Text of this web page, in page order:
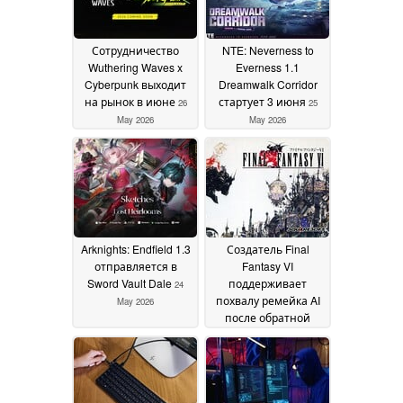
Сотрудничество
Wuthering Waves x
Cyberpunk выходит
на рынок в июне 26
May 2026
NTE: Neverness to
Everness 1.1
Dreamwalk Corridor
стартует 3 июня 25
May 2026
Arknights: Endfield 1.3
отправляется в
Sword Vault Dale 24
May 2026
Создатель Final
Fantasy VI
поддерживает
похвалу ремейка AI
после обратной
реакции20 May 2026